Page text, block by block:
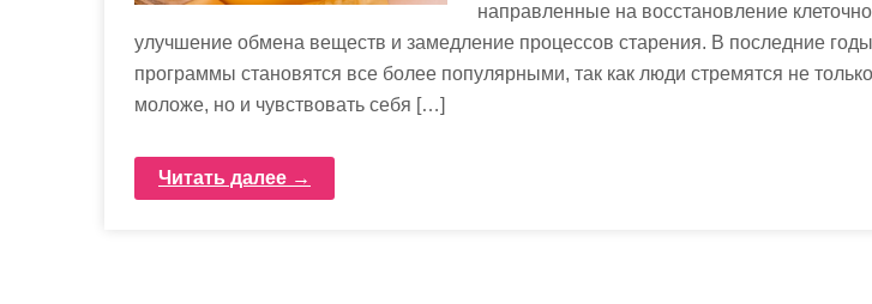
направленные на восстановление
улучшение обмена веществ и замедление процессов старения. В последние
программы становятся все более популярными, так как люди стремятся не
моложе, но и чувствовать себя […]
Читать далее →